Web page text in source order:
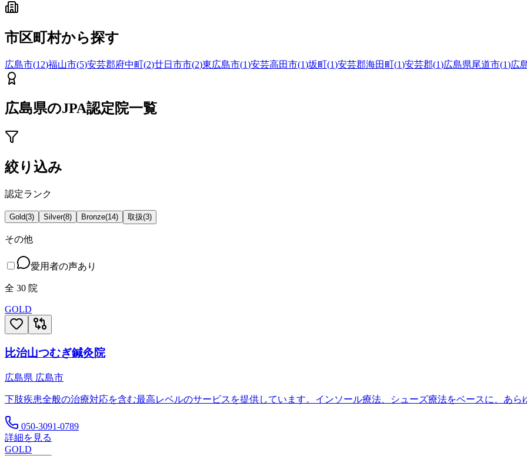
市区町村から探す
広島市(12)福山市(5)安芸郡府中町(2)廿日市市(2)東広島市(1)安芸高田市(1)坂町(1)安芸郡海田町(1)安芸郡(1)広島県尾道市(1)広
広島県のJPA認定院一覧
絞り込み
認定ランク
Gold(3) Silver(8) Bronze(14) 取扱(3)
その他
愛用者の声あり
全 30 院
GOLD
比治山つむぎ鍼灸院
広島県 広島市
下肢疾患全般の治療対応を含む最高レベルのサービスを提供しています。インソール療法、シューズ療法をベースに、あら
050-3091-0789
詳細を見る
GOLD